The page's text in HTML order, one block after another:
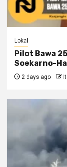
Lokal
Pilot Bawa
Soekarno-
2 days ago